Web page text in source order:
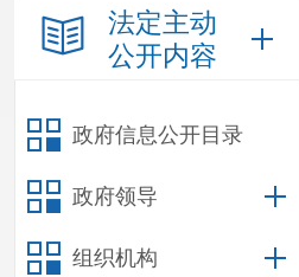
法定主动
公开内容
政府信息公开目录
政府领导
组织机构